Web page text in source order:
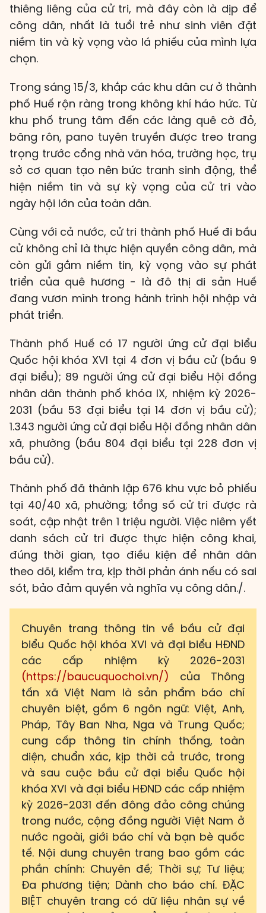
thiêng liêng của cử tri, mà đây còn là dịp để
công dân, nhất là tuổi trẻ như sinh viên đặt
niềm tin và kỳ vọng vào lá phiếu của mình lựa
chọn.
Trong sáng 15/3, khắp các khu dân cư ở thành
phố Huế rộn ràng trong không khí háo hức. Từ
khu phố trung tâm đến các làng quê cờ đỏ,
băng rôn, pano tuyên truyền được treo trang
trọng trước cổng nhà văn hóa, trường học, trụ
sở cơ quan tạo nên bức tranh sinh động, thể
hiện niềm tin và sự kỳ vọng của cử tri vào
ngày hội lớn của toàn dân.
Cùng với cả nước, cử tri thành phố Huế đi bầu
cử không chỉ là thực hiện quyền công dân, mà
còn gửi gắm niềm tin, kỳ vọng vào sự phát
triển của quê hương - là đô thị di sản Huế
đang vươn mình trong hành trình hội nhập và
phát triển.
Thành phố Huế có 17 người ứng cử đại biểu
Quốc hội khóa XVI tại 4 đơn vị bầu cử (bầu 9
đại biểu); 89 người ứng cử đại biểu Hội đồng
nhân dân thành phố khóa IX, nhiệm kỳ 2026-
2031 (bầu 53 đại biểu tại 14 đơn vị bầu cử);
1.343 người ứng cử đại biểu Hội đồng nhân dân
xã, phường (bầu 804 đại biểu tại 228 đơn vị
bầu cử).
Thành phố đã thành lập 676 khu vực bỏ phiếu
tại 40/40 xã, phường; tổng số cử tri được rà
soát, cập nhật trên 1 triệu người. Việc niêm yết
danh sách cử tri được thực hiện công khai,
đúng thời gian, tạo điều kiện để nhân dân
theo dõi, kiểm tra, kịp thời phản ánh nếu có sai
sót, bảo đảm quyền và nghĩa vụ công dân./.
Chuyên trang thông tin về bầu cử đại
biểu Quốc hội khóa XVI và đại biểu HĐND
các cấp nhiệm kỳ 2026-2031
(https://baucuquochoi.vn/) của Thông
tấn xã Việt Nam là sản phẩm báo chí
chuyên biệt, gồm 6 ngôn ngữ: Việt, Anh,
Pháp, Tây Ban Nha, Nga và Trung Quốc;
cung cấp thông tin chính thống, toàn
diện, chuẩn xác, kịp thời cả trước, trong
và sau cuộc bầu cử đại biểu Quốc hội
khóa XVI và đại biểu HĐND các cấp nhiệm
kỳ 2026-2031 đến đông đảo công chúng
trong nước, cộng đồng người Việt Nam ở
nước ngoài, giới báo chí và bạn bè quốc
tế. Nội dung chuyên trang bao gồm các
phần chính: Chuyên đề; Thời sự; Tư liệu;
Đa phương tiện; Dành cho báo chí. ĐẶC
BIỆT chuyên trang có dữ liệu nhân sự về